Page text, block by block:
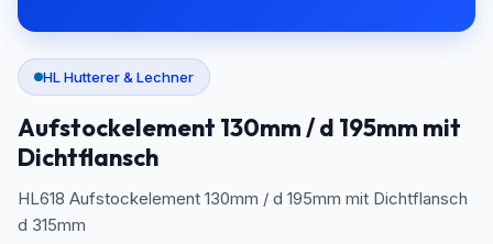
HL Hutterer & Lechner
Aufstockelement 130mm / d 195mm mit
Dichtflansch
HL618 Aufstockelement 130mm / d 195mm mit Dichtflansch
d 315mm